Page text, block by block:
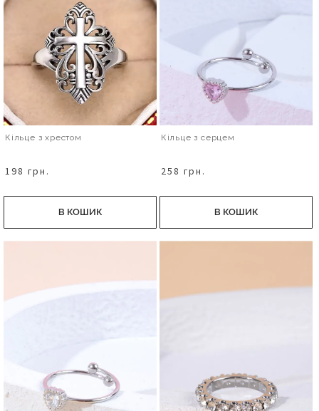
Кільце з хрестом
198 грн.
В КОШИК
Кільце з серцем
258 грн.
В КОШИК